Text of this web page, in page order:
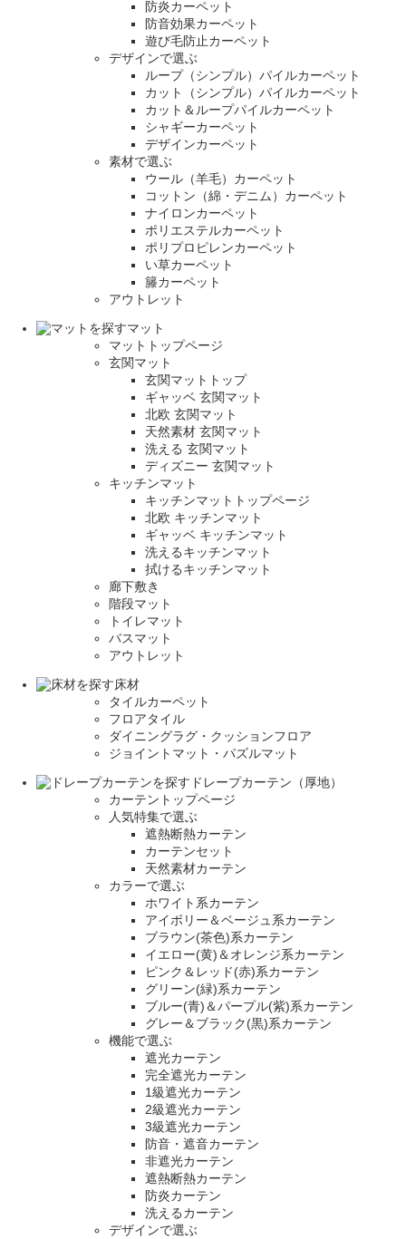
防炎カーペット
防音効果カーペット
遊び毛防止カーペット
デザインで選ぶ
ループ（シンプル）パイルカーペット
カット（シンプル）パイルカーペット
カット＆ループパイルカーペット
シャギーカーペット
デザインカーペット
素材で選ぶ
ウール（羊毛）カーペット
コットン（綿・デニム）カーペット
ナイロンカーペット
ポリエステルカーペット
ポリプロピレンカーペット
い草カーペット
籐カーペット
アウトレット
マット
マットトップページ
玄関マット
玄関マットトップ
ギャッベ 玄関マット
北欧 玄関マット
天然素材 玄関マット
洗える 玄関マット
ディズニー 玄関マット
キッチンマット
キッチンマットトップページ
北欧 キッチンマット
ギャッベ キッチンマット
洗えるキッチンマット
拭けるキッチンマット
廊下敷き
階段マット
トイレマット
バスマット
アウトレット
床材
タイルカーペット
フロアタイル
ダイニングラグ・クッションフロア
ジョイントマット・パズルマット
ドレープカーテン（厚地）
カーテントップページ
人気特集で選ぶ
遮熱断熱カーテン
カーテンセット
天然素材カーテン
カラーで選ぶ
ホワイト系カーテン
アイボリー＆ベージュ系カーテン
ブラウン(茶色)系カーテン
イエロー(黄)＆オレンジ系カーテン
ピンク＆レッド(赤)系カーテン
グリーン(緑)系カーテン
ブルー(青)＆パープル(紫)系カーテン
グレー＆ブラック(黒)系カーテン
機能で選ぶ
遮光カーテン
完全遮光カーテン
1級遮光カーテン
2級遮光カーテン
3級遮光カーテン
防音・遮音カーテン
非遮光カーテン
遮熱断熱カーテン
防炎カーテン
洗えるカーテン
デザインで選ぶ